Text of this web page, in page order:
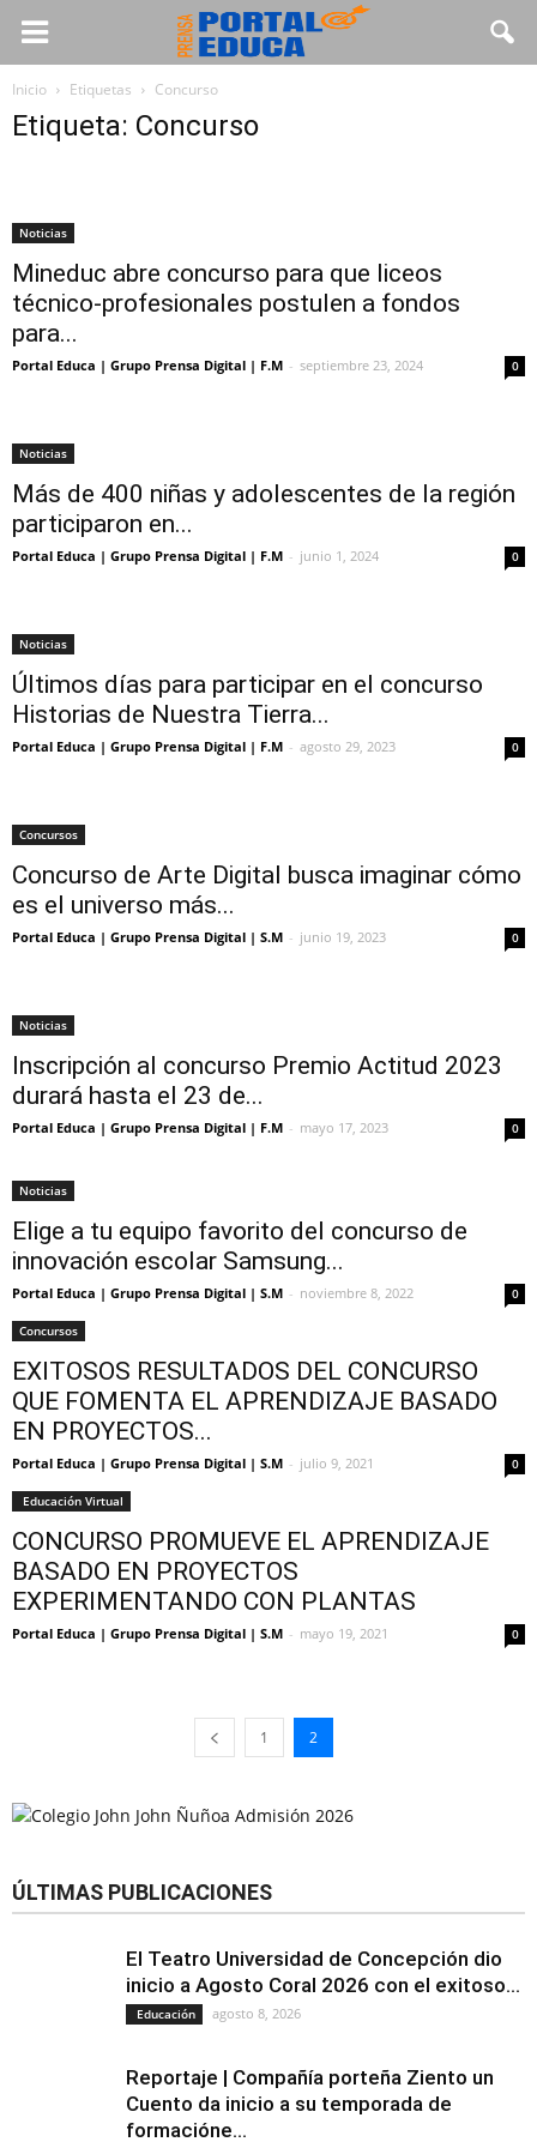
Inicio Etiquetas Concurso
Etiqueta: Concurso
Noticias
Mineduc abre concurso para que liceos
técnico-profesionales postulen a fondos
para...
Portal Educa | Grupo Prensa Digital | F.M - septiembre 23, 2024 0
Noticias
Más de 400 niñas y adolescentes de la región
participaron en...
Portal Educa | Grupo Prensa Digital | F.M - junio 1, 2024 0
Noticias
Últimos días para participar en el concurso
Historias de Nuestra Tierra...
Portal Educa | Grupo Prensa Digital | F.M - agosto 29, 2023 0
Concursos
Concurso de Arte Digital busca imaginar cómo
es el universo más...
Portal Educa | Grupo Prensa Digital | S.M - junio 19, 2023 0
Noticias
Inscripción al concurso Premio Actitud 2023
durará hasta el 23 de...
Portal Educa | Grupo Prensa Digital | F.M - mayo 17, 2023 0
Noticias
Elige a tu equipo favorito del concurso de
innovación escolar Samsung...
Portal Educa | Grupo Prensa Digital | S.M - noviembre 8, 2022 0
Concursos
EXITOSOS RESULTADOS DEL CONCURSO
QUE FOMENTA EL APRENDIZAJE BASADO
EN PROYECTOS...
Portal Educa | Grupo Prensa Digital | S.M - julio 9, 2021 0
Educación Virtual
CONCURSO PROMUEVE EL APRENDIZAJE
BASADO EN PROYECTOS
EXPERIMENTANDO CON PLANTAS
Portal Educa | Grupo Prensa Digital | S.M - mayo 19, 2021 0
1 2
ÚLTIMAS PUBLICACIONES
El Teatro Universidad de Concepción dio
inicio a Agosto Coral 2026 con el exitoso...
Educación agosto 8, 2026
Reportaje | Compañía porteña Ziento un
Cuento da inicio a su temporada de
formacióne...